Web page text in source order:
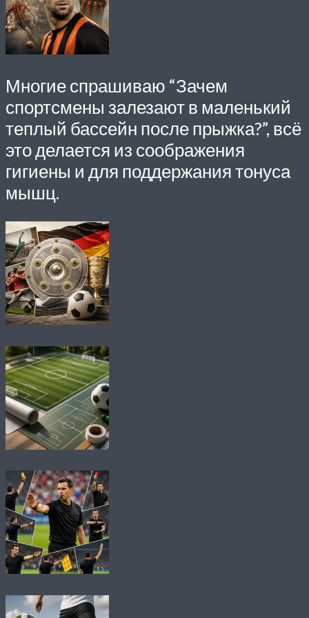
Многие спрашиваю “Зачем
спортсмены залезают в маленький
теплый бассейн после прыжка?”, всё
это делается из соображения
гигиены и для поддержания тонуса
мышц.